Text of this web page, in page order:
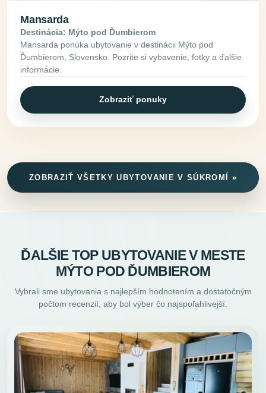
Mansarda
Destinácia: Mýto pod Ďumbierom
Mansarda ponúka ubytovanie v destinácii Mýto pod
Ďumbierom, Slovensko. Pozrite si vybavenie, fotky a ďalšie
informácie.
Zobraziť ponuky
ZOBRAZIŤ VŠETKY UBYTOVANIE V SÚKROMÍ »
ĎALŠIE TOP UBYTOVANIE V MESTE
MÝTO POD ĎUMBIEROM
Vybrali sme ubytovania s najlepším hodnotením a dostatočným
počtom recenzií, aby bol výber čo najspoľahlivejší.